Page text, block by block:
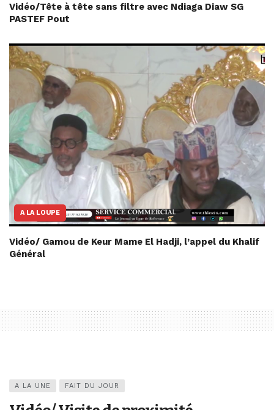
Vidéo/Tête à tête sans filtre avec Ndiaga Diaw SG
PASTEF Pout
A LA LOUPE
Vidéo/ Gamou de Keur Mame El Hadji, l’appel du Khalif
Général
A LA UNE FAIT DU JOUR